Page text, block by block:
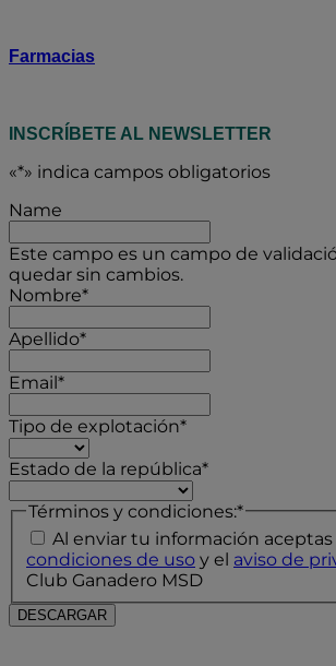
Farmacias
INSCRÍBETE AL NEWSLETTER
«*» indica campos obligatorios
Name
Este campo es un campo de
quedar sin cambios.
Nombre*
Apellido*
Email*
Tipo de explotación*
Estado de la república*
Términos y condiciones:*
Al enviar tu información aceptas
condiciones de uso y el aviso de
Club Ganadero MSD